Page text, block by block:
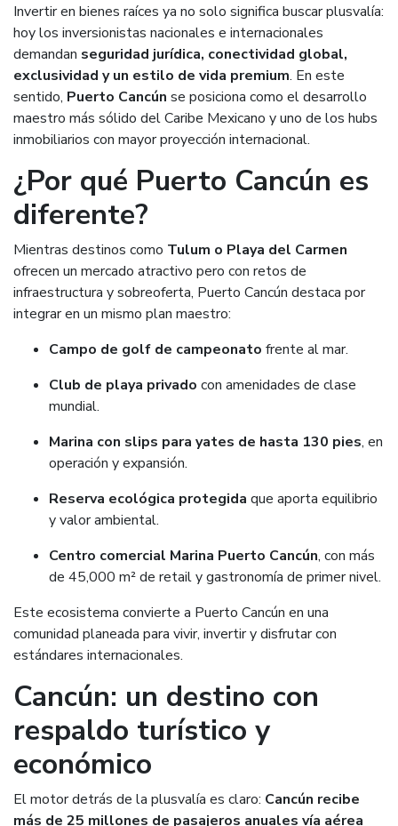
Invertir en bienes raíces ya no solo significa buscar plusvalía:
hoy los inversionistas nacionales e internacionales
demandan seguridad jurídica, conectividad global,
exclusividad y un estilo de vida premium. En este
sentido, Puerto Cancún se posiciona como el desarrollo
maestro más sólido del Caribe Mexicano y uno de los hubs
inmobiliarios con mayor proyección internacional.
¿Por qué Puerto Cancún es
diferente?
Mientras destinos como Tulum o Playa del Carmen
ofrecen un mercado atractivo pero con retos de
infraestructura y sobreoferta, Puerto Cancún destaca por
integrar en un mismo plan maestro:
Campo de golf de campeonato frente al mar.
Club de playa privado con amenidades de clase
mundial.
Marina con slips para yates de hasta 130 pies, en
operación y expansión.
Reserva ecológica protegida que aporta equilibrio
y valor ambiental.
Centro comercial Marina Puerto Cancún, con más
de 45,000 m² de retail y gastronomía de primer nivel.
Este ecosistema convierte a Puerto Cancún en una
comunidad planeada para vivir, invertir y disfrutar con
estándares internacionales.
Cancún: un destino con
respaldo turístico y
económico
El motor detrás de la plusvalía es claro: Cancún recibe
más de 25 millones de pasajeros anuales vía aérea